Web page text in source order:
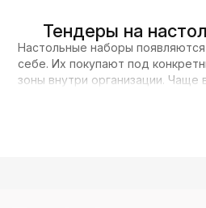
Тендеры на
Настольные наборы появляются
себе. Их покупают под
зоны внутри организации. Чаще